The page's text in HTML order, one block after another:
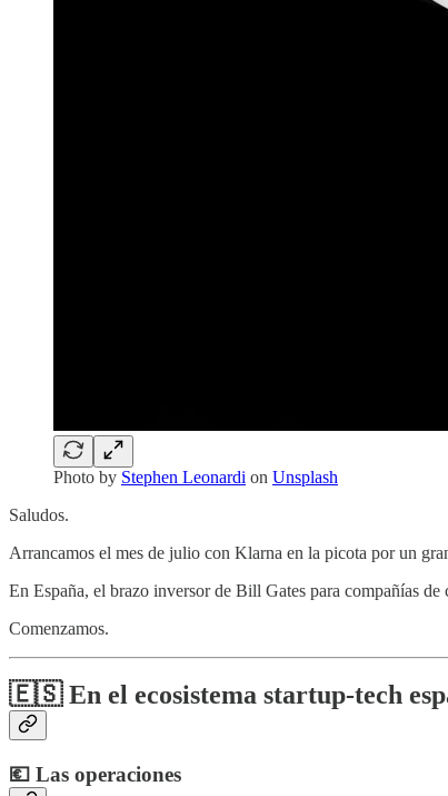
Photo by Stephen Leonardi on Unsplash
Saludos.
Arrancamos el mes de julio con Klarna en la picota por un
En España, el brazo inversor de Bill Gates para compañías
Comenzamos.
🇪🇸 En el ecosistema startup-tech
💶 Las operaciones